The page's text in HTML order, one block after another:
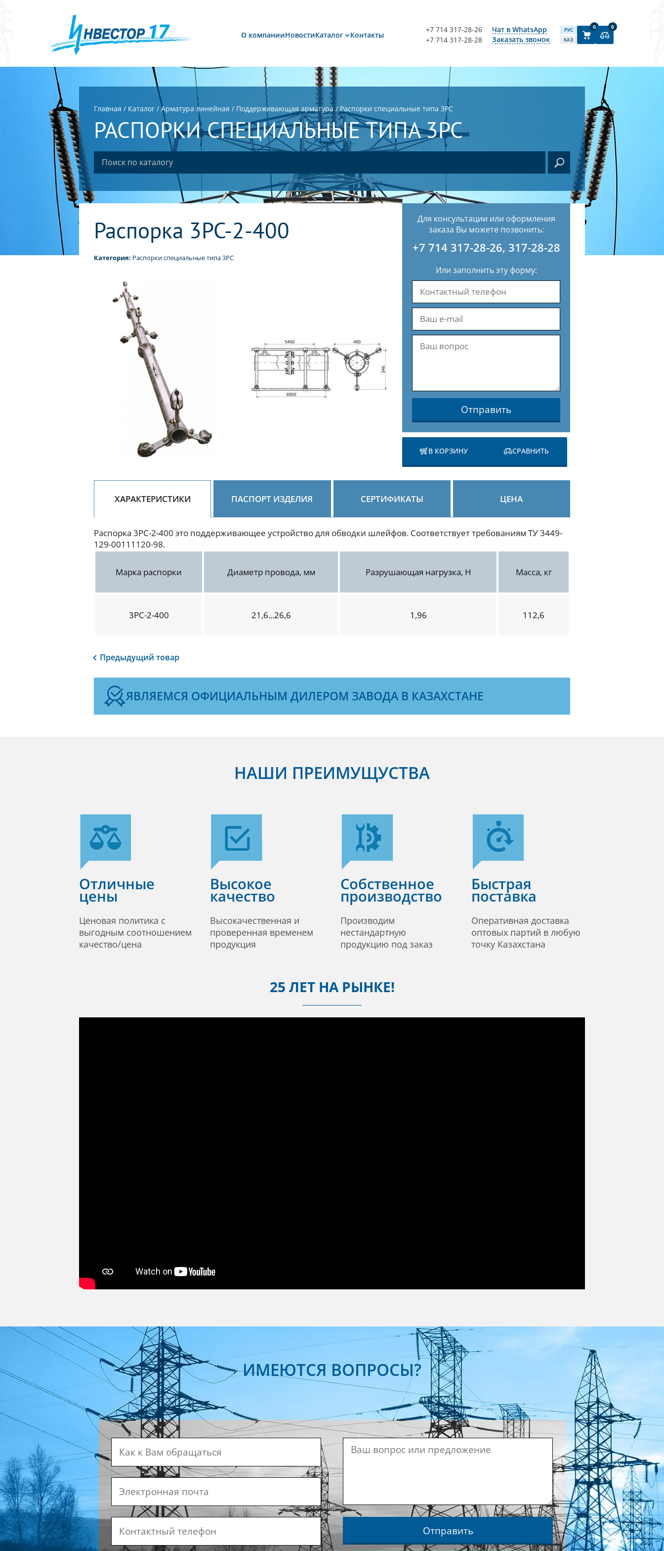
О компанииНовостиКаталог Контакты
+7 714 317-28-26
+7 714 317-28-28
Чат в WhatsApp
Заказать звонок
РУС
КАЗ
0 0
Главная / Каталог / Арматура линейная / Поддерживающая арматура / Распорки специальные типа 3РС
РАСПОРКИ СПЕЦИАЛЬНЫЕ ТИПА 3РС
Распорка 3РС-2-400
Категория: Распорки специальные типа 3РС
Для консультации или оформления
заказа Вы можете позвонить:
+7 714 317-28-26, 317-28-28
Или заполнить эту форму:
Отправить
В КОРЗИНУ СРАВНИТЬ
ХАРАКТЕРИСТИКИ ПАСПОРТ ИЗДЕЛИЯ СЕРТИФИКАТЫ ЦЕНА
Распорка 3РС-2-400 это поддерживающее устройство для обводки шлейфов. Соответствует требованиям ТУ 3449-
129-00111120-98.
Марка распорки Диаметр провода, мм Разрушающая нагрузка, Н Масса, кг
3РС-2-400 21,6...26,6 1,96 112,6
Предыдущий товар
ЯВЛЯЕМСЯ ОФИЦИАЛЬНЫМ ДИЛЕРОМ ЗАВОДА В КАЗАХСТАНЕ
НАШИ ПРЕИМУЩУСТВА
Отличные
цены
Ценовая политика с
выгодным соотношением
качество/цена
Высокое
качество
Высокачественная и
проверенная временем
продукция
Собственное
производство
Производим
нестандартную
продукцию под заказ
Быстрая
поставка
Оперативная доставка
оптовых партий в любую
точку Казахстана
25 ЛЕТ НА РЫНКЕ!
ИМЕЮТСЯ ВОПРОСЫ?
Отправить